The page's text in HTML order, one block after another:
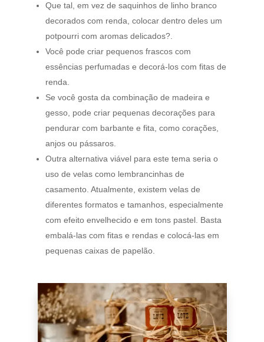
Que tal, em vez de saquinhos de linho branco
decorados com renda, colocar dentro deles um
potpourri com aromas delicados?.
Você pode criar pequenos frascos com
essências perfumadas e decorá-los com fitas de
renda.
Se você gosta da combinação de madeira e
gesso, pode criar pequenas decorações para
pendurar com barbante e fita, como corações,
anjos ou pássaros.
Outra alternativa viável para este tema seria o
uso de velas como lembrancinhas de
casamento. Atualmente, existem velas de
diferentes formatos e tamanhos, especialmente
com efeito envelhecido e em tons pastel. Basta
embalá-las com fitas e rendas e colocá-las em
pequenas caixas de papelão.